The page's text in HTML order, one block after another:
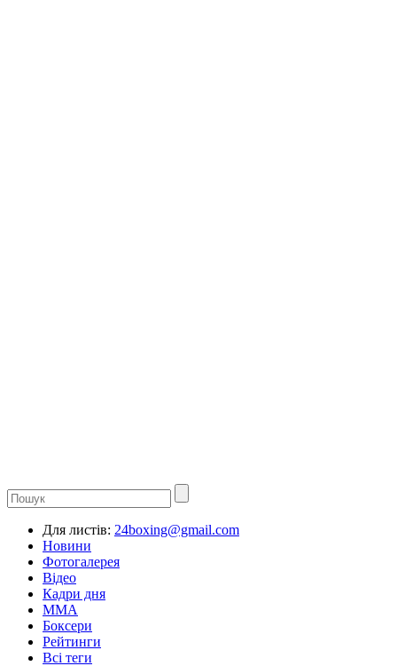
Для листів: 24boxing@gmail.com
Новини
Фотогалерея
Відео
Кадри дня
ММА
Боксери
Рейтинги
Всі теги